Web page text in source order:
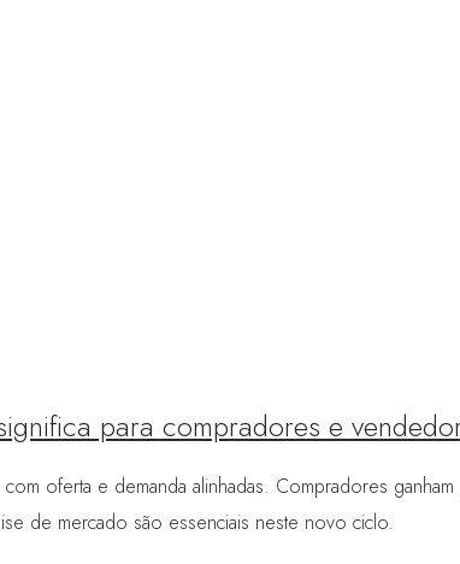
para compradores e
oferta e demanda alinhadas. Compradores
de mercado são essenciais neste novo ciclo.